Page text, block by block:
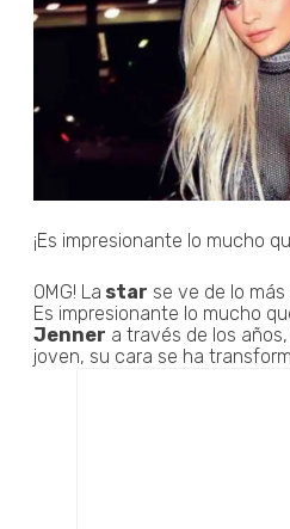
¡Es impresionante lo mucho
OMG! La star se ve de lo más
Es impresionante lo mucho
Jenner a través de los
joven, su cara se ha